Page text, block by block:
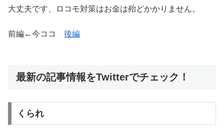
大丈夫です、ロコモ対策はお金は殆どかかりません。
前編←今ココ 後編
最新の記事情報をTwitterでチェック！
くられ